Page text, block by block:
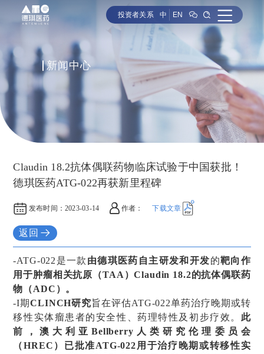
投资者关系 中 EN
新闻中心
Claudin 18.2抗体偶联药物临床试验于中国获批！
德琪医药ATG-022再获新里程碑
发布时间： 2023-03-14 作者： 下载文章
返回
-ATG-022是一款 由德琪医药自主研发和开发的靶向作
用于肿瘤相关抗原（TAA）Claudin 18.2的抗体偶联药
物（ADC）。
-I期CLINCH研究旨在评估ATG-022单药治疗晚期或转
移性实体瘤患者的安全性、药理特性及初步疗效。 此
前，澳大利亚Bellberry人类研究伦理委员会
（HREC）已批准ATG-022用于治疗晚期或转移性实